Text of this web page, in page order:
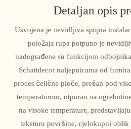
Detaljan opis
Usvojena je nevidljiva spojna
položaja rupa potpuno je
nadograđene su funkcijom
Schattdecor naljepnicama od
proces čelične ploče, prešan pod
temperaturom, otporan na
na visoke temperature,
teksturu površine, cjelokupni oblik